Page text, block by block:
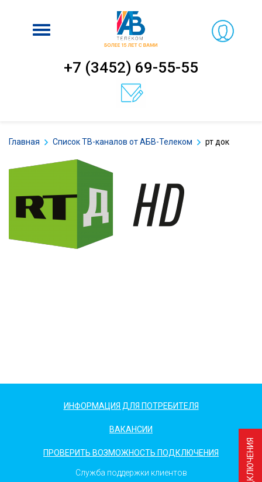
Включить
+7 (3452) 69-55-55
Главная Список ТВ-каналов от АБВ-Телеком рт док
ИНФОРМАЦИЯ ДЛЯ ПОТРЕБИТЕЛЯ
ВАКАНСИИ
ПРОВЕРИТЬ ВОЗМОЖНОСТЬ ПОДКЛЮЧЕНИЯ
Служба поддержки клиентов